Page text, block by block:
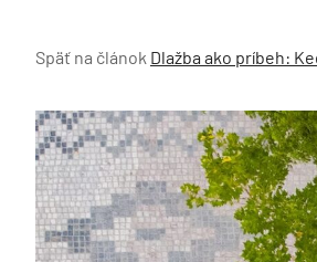
Späť na článok Dlažba ako príbeh: